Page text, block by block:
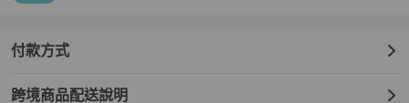
付款方式
跨境商品配送說明